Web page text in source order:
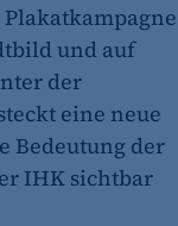
und auf
der
eine neue
Bedeutung der
IHK sichtbar